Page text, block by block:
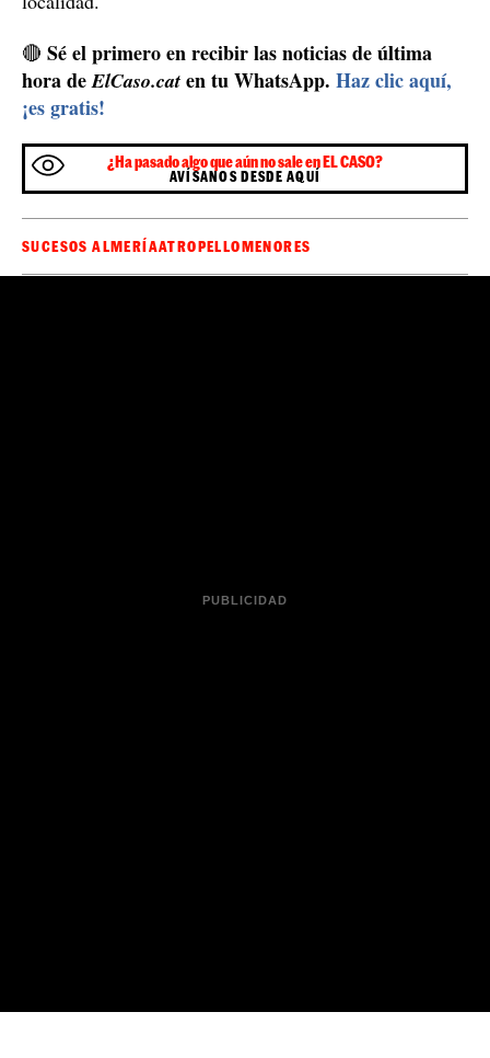
🔴 Sé el primero en recibir las noticias de última
hora deElCaso.cat en tu WhatsApp. Haz clic aquí,
¡es gratis!
¿Ha pasado algo que aún no sale en EL CASO?
AVÍSANOS DESDE AQUÍ
SUCESOS ALMERÍAATROPELLOMENORES